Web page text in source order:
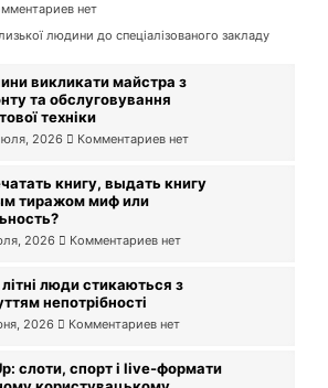
нет
людини до спеціалізованого закладу
викликати майстра з
та обслуговування
техніки
2026 Комментариев нет
книгу, выдать книгу
тиражом миф или
2026 Комментариев нет
люди стикаються з
непотрібності
2026 Комментариев нет
слоти, спорт і live-формати